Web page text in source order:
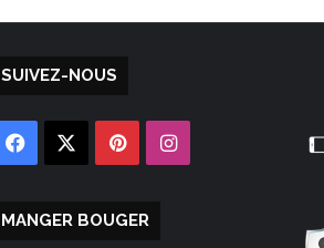
SUIVEZ-NOUS
Facebook PinterestInstagram
MANGER BOUGER